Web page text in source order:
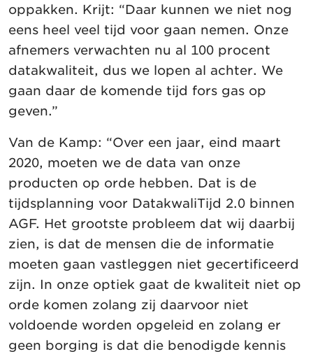
oppakken. Krijt: “Daar kunnen we niet nog
eens heel veel tijd voor gaan nemen. Onze
afnemers verwachten nu al 100 procent
datakwaliteit, dus we lopen al achter. We
gaan daar de komende tijd fors gas op
geven.”
Van de Kamp: “Over een jaar, eind maart
2020, moeten we de data van onze
producten op orde hebben. Dat is de
tijdsplanning voor DatakwaliTijd 2.0 binnen
AGF. Het grootste probleem dat wij daarbij
zien, is dat de mensen die de informatie
moeten gaan vastleggen niet gecertificeerd
zijn. In onze optiek gaat de kwaliteit niet op
orde komen zolang zij daarvoor niet
voldoende worden opgeleid en zolang er
geen borging is dat die benodigde kennis